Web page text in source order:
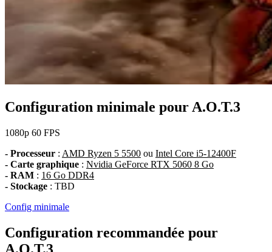
Configuration minimale pour A.O.T.3
1080p 60 FPS
- Processeur : AMD Ryzen 5 5500 ou Intel Core i5-12400F
- Carte graphique : Nvidia GeForce RTX 5060 8 Go
- RAM : 16 Go DDR4
- Stockage : TBD
Config minimale
Configuration recommandée pour
A.O.T.3